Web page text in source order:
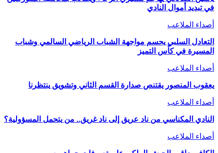
في تبديد أموال النادي
أصداء الملاعب
التعادل السلبي يحسم مواجهة الشباب الرياضي السالمي وشباب
المسيرة في كأس التميز
أصداء الملاعب
يعقوب المنصور يقتنص صدارة القسم الثاني وتشويق ينتظرنا
أصداء الملاعب
النادي المكناسي من ناد عريق إلى ناد غريق.. من يتحمل المسؤولية؟
أصداء الملاعب